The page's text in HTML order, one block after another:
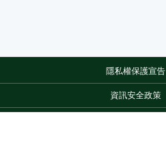
隱私權保護宣告
資訊安全政策